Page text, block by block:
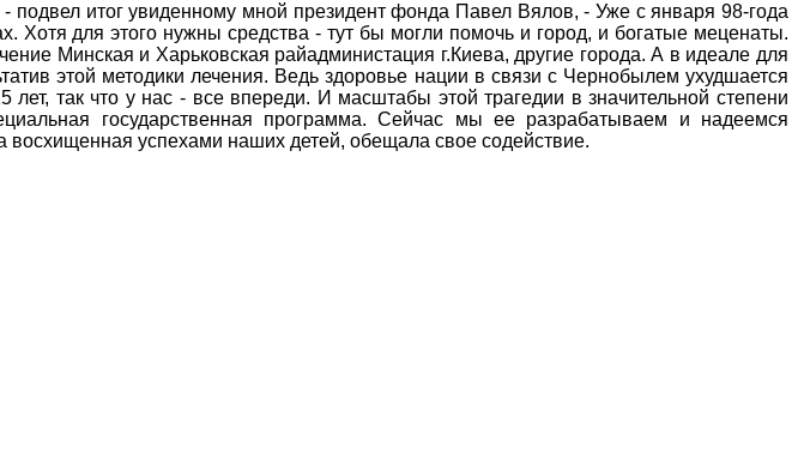
итог увиденному мной президент фонда Павел Вялов, - Уже с января 98-года
Хотя для этого нужны средства - тут бы могли помочь и город, и богатые меценаты.
Минская и Харьковская райадминистация г.Киева, другие города. А в идеале для
этой методики лечения. Ведь здоровье нации в связи с Чернобылем ухудшается
так что у нас - все впереди. И масштабы этой трагедии в значительной степени
государственная программа. Сейчас мы ее разрабатываем и надеемся
восхищенная успехами наших детей, обещала свое содействие.